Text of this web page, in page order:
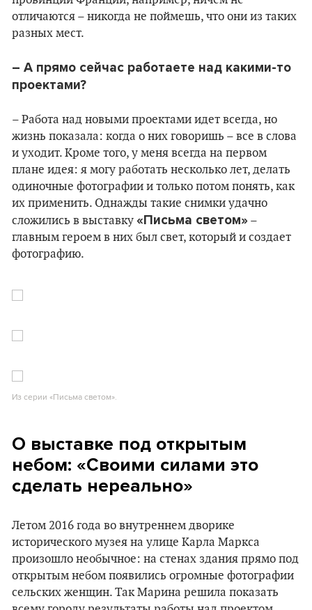
отличаются – никогда не поймешь, что они из таких
разных мест.
– А прямо сейчас работаете над какими-то
проектами?
– Работа над новыми проектами идет всегда, но
жизнь показала: когда о них говоришь – все в слова
и уходит. Кроме того, у меня всегда на первом
плане идея: я могу работать несколько лет, делать
одиночные фотографии и только потом понять, как
их применить. Однажды такие снимки удачно
сложились в выставку «Письма светом» –
главным героем в них был свет, который и создает
фотографию.
Из серии «Письма светом».
О выставке под открытым
небом: «Своими силами это
сделать нереально»
Летом 2016 года во внутреннем дворике
исторического музея на улице Карла Маркса
произошло необычное: на стенах здания прямо под
открытым небом появились огромные фотографии
сельских женщин. Так Марина решила показать